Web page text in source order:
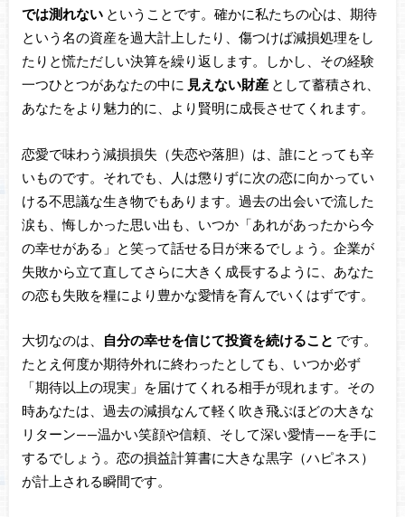
では測れないということです。確かに私たちの心は、期待
という名の資産を過大計上したり、傷つけば減損処理をし
たりと慌ただしい決算を繰り返します。しかし、その経験
一つひとつがあなたの中に 見えない財産として蓄積され、
あなたをより魅力的に、より賢明に成長させてくれます。
恋愛で味わう減損損失（失恋や落胆）は、誰にとっても辛
いものです。それでも、人は懲りずに次の恋に向かってい
ける不思議な生き物でもあります。過去の出会いで流した
涙も、悔しかった思い出も、いつか「あれがあったから今
の幸せがある」と笑って話せる日が来るでしょう。企業が
失敗から立て直してさらに大きく成長するように、あなた
の恋も失敗を糧により豊かな愛情を育んでいくはずです。
大切なのは、 自分の幸せを信じて投資を続けること です。
たとえ何度か期待外れに終わったとしても、いつか必ず
「期待以上の現実」を届けてくれる相手が現れます。その
時あなたは、過去の減損なんて軽く吹き飛ぶほどの大きな
リターン——温かい笑顔や信頼、そして深い愛情——を手に
するでしょう。恋の損益計算書に大きな黒字（ハピネス）
が計上される瞬間です。